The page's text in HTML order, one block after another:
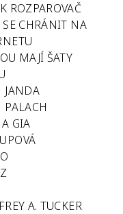
ROZPAROVAČ
SE CHRÁNIT NA
MAJÍ ŠATY
JANDA
PALACH
GIA
A. TUCKER